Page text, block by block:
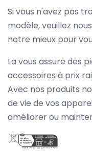
Si vous n'avez pas
modèle, veuillez
notre mieux pour
La vous assure des
accessoires à prix
Avec nos produits
de vie de vos
améliorer ou